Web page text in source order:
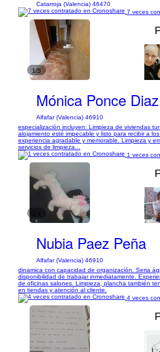
Catarroja (Valencia) 46470
7 veces
1/5
Mónica Ponce Diaz
Alfafar (Valencia) 46910
especialización incluyen: Limpieza de viviendas
alojamiento esté impecable y listo para recibir a
experiencia agradable y memorable. Limpieza y
servicios de limpieza...
1 veces
Nubia Paez Peña
Alfafar (Valencia) 46910
dinamica con capacidad de organización. Seria
disponibilidad de trabajar inmediatamente.
de oficinas salones. Limpieza, plancha también
en tiendas y atención al cliente.
4 veces